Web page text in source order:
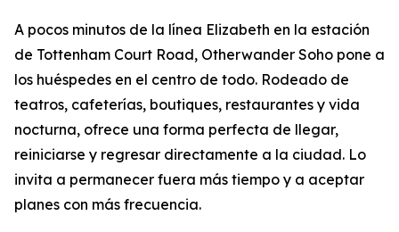
A pocos minutos de la línea Elizabeth en la estación
de Tottenham Court Road, Otherwander Soho pone a
los huéspedes en el centro de todo. Rodeado de
teatros, cafeterías, boutiques, restaurantes y vida
nocturna, ofrece una forma perfecta de llegar,
reiniciarse y regresar directamente a la ciudad. Lo
invita a permanecer fuera más tiempo y a aceptar
planes con más frecuencia.